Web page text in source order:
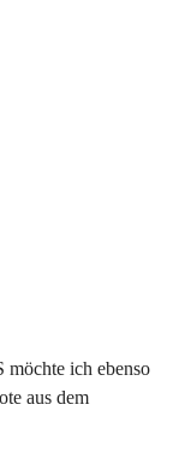
ich ebenso
aus dem